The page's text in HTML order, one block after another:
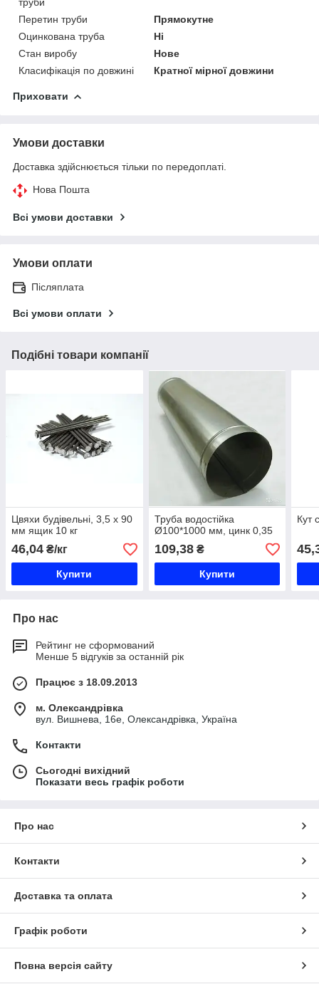
Перетин труби
Прямокутне
Оцинкована труба
Ні
Стан виробу
Нове
Класифікація по довжині
Кратної мірної довжини
Приховати
Умови доставки
Доставка здійснюється тільки по передоплаті.
Нова Пошта
Всі умови доставки
Умови оплати
Післяплата
Всі умови оплати
Подібні товари компанії
Цвяхи будівельні, 3,5 х 90
мм ящик 10 кг
46,04 ₴/кг
Купити
Труба водостійка
Ø100*1000 мм, цинк 0,35
109,38₴
Купити
Кут
Про нас
Рейтинг не сформований
Менше 5 відгуків за останній рік
Працює з 18.09.2013
м. Олександрівка
вул. Вишнева, 16е, Олександрівка, Україна
Контакти
Сьогодні вихідний
Показати весь графік роботи
Про нас
Контакти
Доставка та оплата
Графік роботи
Повна версія сайту